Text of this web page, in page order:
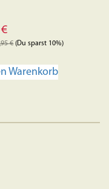
€
€(Du sparst 10%)
Warenkorb